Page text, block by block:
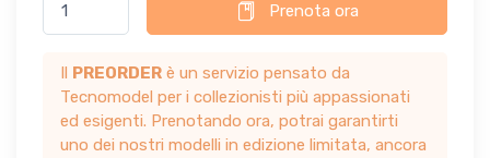
Prenota ora
PREORDER è un servizio pensato da
Tecnomodel per i collezionisti più appassionati
ed esigenti. Prenotando ora, potrai garantirti
uno dei nostri modelli in edizione limitata, ancora